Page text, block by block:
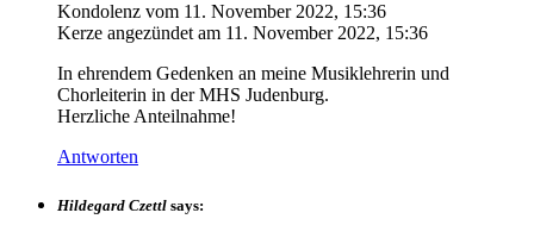
Kondolenz vom 11. November 2022, 15:36
Kerze angezündet am 11. November 2022, 15:36
In ehrendem Gedenken an meine Musiklehrerin und
Chorleiterin in der MHS Judenburg.
Herzliche Anteilnahme!
Antworten
Hildegard Czettl says: